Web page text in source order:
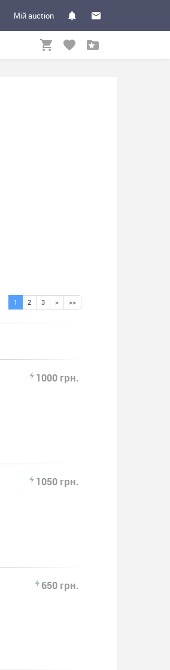
Мій auction
1 2 3 > >>
1000 грн.
1050 грн.
650 грн.